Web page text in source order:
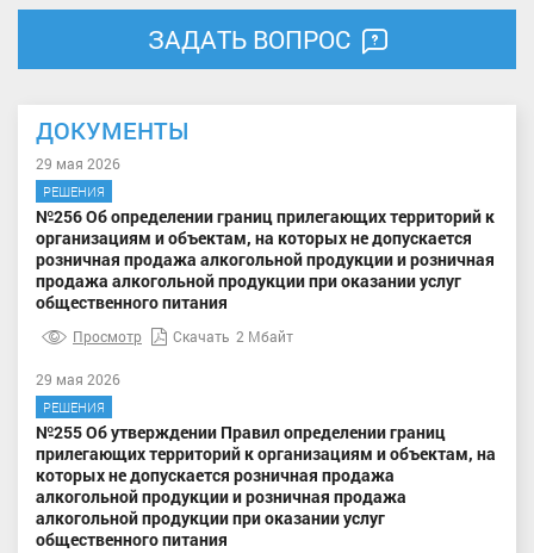
ЗАДАТЬ ВОПРОС
ДОКУМЕНТЫ
29 мая 2026
РЕШЕНИЯ
№256 Об определении границ прилегающих территорий к
организациям и объектам, на которых не допускается
розничная продажа алкогольной продукции и розничная
продажа алкогольной продукции при оказании услуг
общественного питания
Просмотр Скачать 2 Мбайт
29 мая 2026
РЕШЕНИЯ
№255 Об утверждении Правил определении границ
прилегающих территорий к организациям и объектам, на
которых не допускается розничная продажа
алкогольной продукции и розничная продажа
алкогольной продукции при оказании услуг
общественного питания